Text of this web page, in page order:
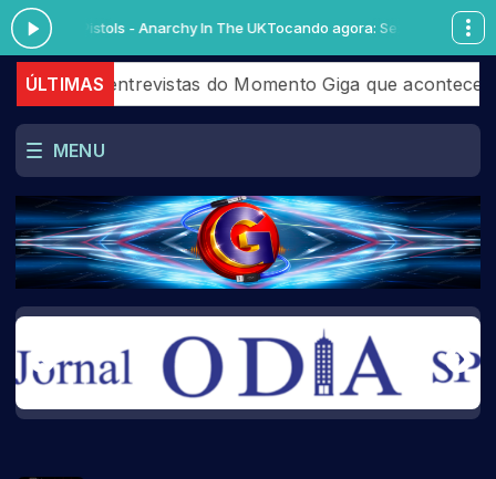
Sex Pistols - Anarchy In The UKTocando agora: Sex Pistols -
ÚLTIMASas entrevistas do Momento Giga que
MENU